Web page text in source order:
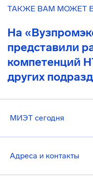
ТАКЖЕ ВАМ МОЖЕТ
На
представили
компетенций
других
МИЭТ сегодня
Адреса и контакты